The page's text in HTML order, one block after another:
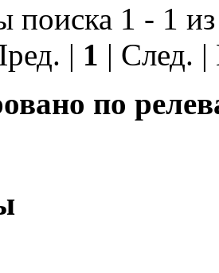
поиска 1 - 1
| 1 | След.
по